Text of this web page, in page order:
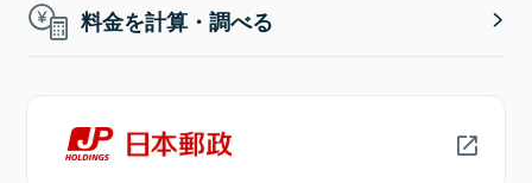
料金を計算・調べる